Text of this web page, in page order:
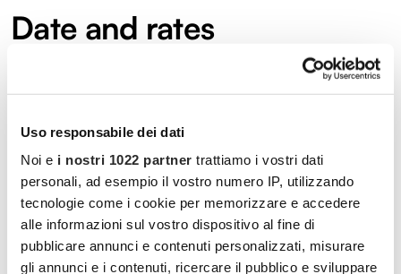
Uso responsabile dei dati
Noi e i nostri 1022 partner trattiamo i vostri dati
personali, ad esempio il vostro numero IP, utilizzando
tecnologie come i cookie per memorizzare e accedere
alle informazioni sul vostro dispositivo al fine di
pubblicare annunci e contenuti personalizzati, misurare
gli annunci e i contenuti, ricercare il pubblico e sviluppare
Date and rates
3.050 € per person
Itinerary